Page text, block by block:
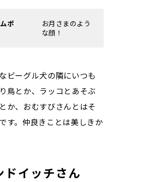
ポ
お月さまのよう
な顔！
ビーグル犬の隣にいつも
鳥とか、ラッコとあそぶ
か、おむすびさんとはそ
す。仲良きことは美しきか
ドイッチさん